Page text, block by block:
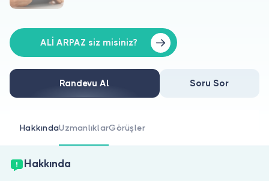
Doktorlar için
Doktor musunuz?
ALİ ARPAZ siz misiniz?
Randevu Al Soru Sor
HakkındaUzmanlıklarGörüşler
Hakkında